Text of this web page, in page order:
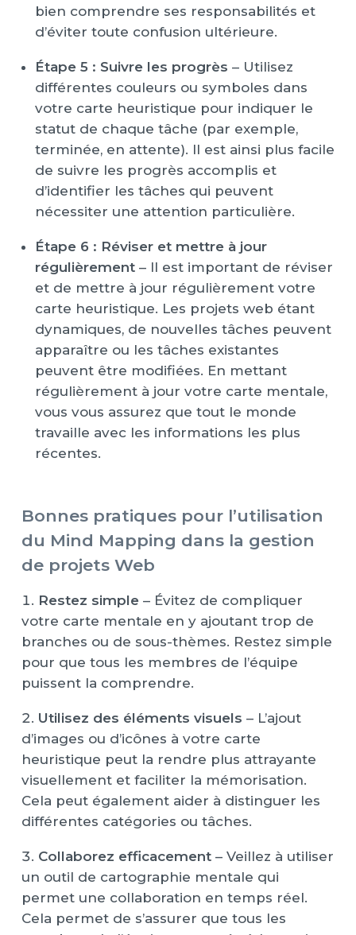
bien comprendre ses responsabilités et
d’éviter toute confusion ultérieure.
Étape 5 : Suivre les progrès – Utilisez
différentes couleurs ou symboles dans
votre carte heuristique pour indiquer le
statut de chaque tâche (par exemple,
terminée, en attente). Il est ainsi plus facile
de suivre les progrès accomplis et
d’identifier les tâches qui peuvent
nécessiter une attention particulière.
Étape 6 : Réviser et mettre à jour
régulièrement – Il est important de réviser
et de mettre à jour régulièrement votre
carte heuristique. Les projets web étant
dynamiques, de nouvelles tâches peuvent
apparaître ou les tâches existantes
peuvent être modifiées. En mettant
régulièrement à jour votre carte mentale,
vous vous assurez que tout le monde
travaille avec les informations les plus
récentes.
Bonnes pratiques pour l’utilisation
du Mind Mapping dans la gestion
de projets Web
Restez simple – Évitez de compliquer
votre carte mentale en y ajoutant trop de
branches ou de sous-thèmes. Restez simple
pour que tous les membres de l’équipe
puissent la comprendre.
Utilisez des éléments visuels – L’ajout
d’images ou d’icônes à votre carte
heuristique peut la rendre plus attrayante
visuellement et faciliter la mémorisation.
Cela peut également aider à distinguer les
différentes catégories ou tâches.
Collaborez efficacement– Veillez à utiliser
un outil de cartographie mentale qui
permet une collaboration en temps réel.
Cela permet de s’assurer que tous les